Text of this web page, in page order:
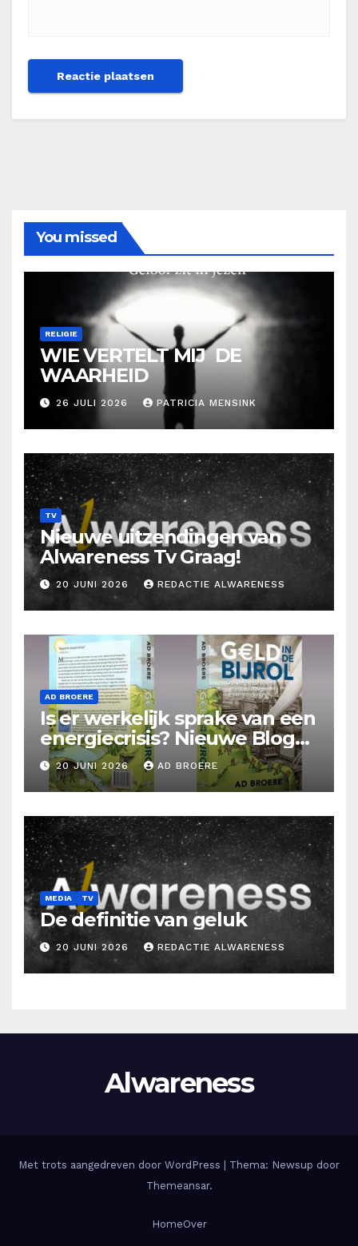
You missed
RELIGIE
WIE VERTELT MIJ DE
WAARHEID
26 JULI 2026 PATRICIA MENSINK
TV
Nieuwe uitzendingen van
Alwareness Tv Graag!
20 JUNI 2026 REDACTIE ALWARENESS
AD BROERE
Is er werkelijk sprake van een
energiecrisis? Nieuwe Blog
Ad Broere
20 JUNI 2026 AD BROERE
MEDIA TV
De definitie van geluk
20 JUNI 2026 REDACTIE ALWARENESS
Alwareness
Met trots aangedreven door WordPress
Thema: Newsup door
Themeansar.
HomeOver